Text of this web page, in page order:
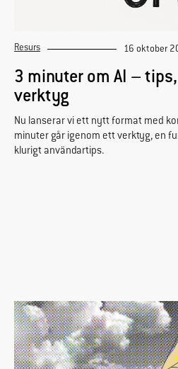
Resurs 16 oktober
3 minuter om AI –
verktyg
Nu lanserar vi ett nytt format med
minuter går igenom ett verktyg, en
klurigt användartips.